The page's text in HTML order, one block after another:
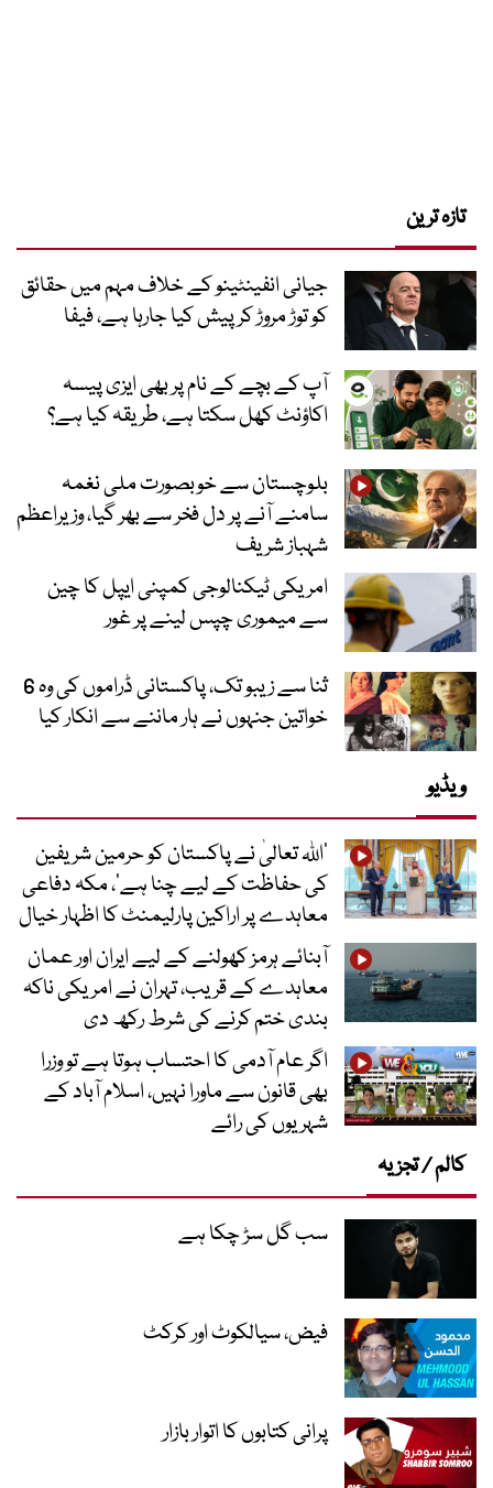
تازہ ترین
جیانی انفینٹینو کے خلاف مہم میں حقائق
کو توڑ مروڑ کر پیش کیا جارہا ہے، فیفا
آپ کے بچے کے نام پر بھی ایزی پیسہ
اکاؤنٹ کھل سکتا ہے، طریقہ کیا ہے؟
بلوچستان سے خوبصورت ملی نغمہ
سامنے آنے پر دل فخر سے بھر گیا، وزیراعظم
شہباز شریف
امریکی ٹیکنالوجی کمپنی ایپل کا چین
سے میموری چپس لینے پر غور
ثنا سے زیبو تک، پاکستانی ڈراموں کی وہ 6
خواتین جنہوں نے ہار ماننے سے انکار کیا
ویڈیو
’اللہ تعالیٰ نے پاکستان کو حرمین شریفین
کی حفاظت کے لیے چنا ہے‘، مکہ دفاعی
معاہدے پر اراکین پارلیمنٹ کا اظہار خیال
آبنائے ہرمز کھولنے کے لیے ایران اور عمان
معاہدے کے قریب، تہران نے امریکی ناکہ
بندی ختم کرنے کی شرط رکھ دی
اگر عام آدمی کا احتساب ہوتا ہے تو وزرا
بھی قانون سے ماورا نہیں، اسلام آباد کے
شہریوں کی رائے
کالم / تجزیہ
سب گل سڑ چکا ہے
فیض، سیالکوٹ اور کرکٹ
پرانی کتابوں کا اتوار بازار